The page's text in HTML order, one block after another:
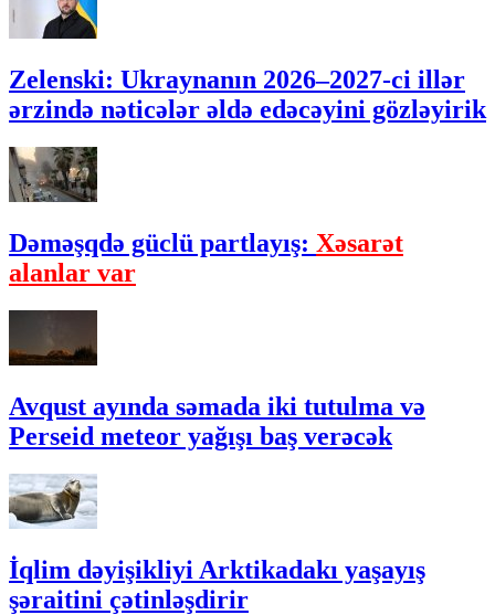
Zelenski: Ukraynanın 2026–2027-ci illər
ərzində nəticələr əldə edəcəyini gözləyirik
Dəməşqdə güclü partlayış: Xəsarət
alanlar var
Avqust ayında səmada iki tutulma və
Perseid meteor yağışı baş verəcək
İqlim dəyişikliyi Arktikadakı yaşayış
şəraitini çətinləşdirir